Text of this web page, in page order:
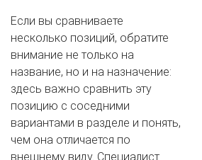
Если вы сравниваете
несколько позиций, обратите
внимание не только на
название, но и на назначение:
здесь важно сравнить эту
позицию с соседними
вариантами в разделе и понять,
чем она отличается по
внешнему виду. Специалист